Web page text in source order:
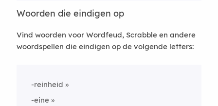
Woorden die eindigen op
Vind woorden voor Wordfeud, Scrabble en andere
woordspellen die eindigen op de volgende letters:
-reinheid
-eine